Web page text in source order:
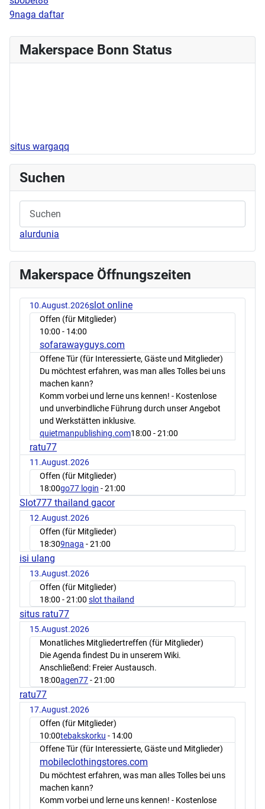
9naga daftar
Makerspace Bonn Status
situs wargaqq
Suchen
alurdunia
Makerspace Öffnungszeiten
10.August.2026slot online
Offen (für Mitglieder)
10:00 - 14:00
sofarawayguys.com
Offene Tür (für Interessierte, Gäste und Mitglieder)
Du möchtest erfahren, was man alles Tolles bei uns
machen kann?
Komm vorbei und lerne uns kennen! - Kostenlose
und unverbindliche Führung durch unser Angebot
und Werkstätten inklusive.
quietmanpublishing.com18:00 - 21:00
ratu77
11.August.2026
Offen (für Mitglieder)
18:00go77 login - 21:00
Slot777 thailand gacor
12.August.2026
Offen (für Mitglieder)
18:309naga - 21:00
isi ulang
13.August.2026
Offen (für Mitglieder)
18:00 - 21:00 slot thailand
situs ratu77
15.August.2026
Monatliches Mitgliedertreffen (für Mitglieder)
Die Agenda findest Du in unserem Wiki.
Anschließend: Freier Austausch.
18:00agen77- 21:00
ratu77
17.August.2026
Offen (für Mitglieder)
10:00tebakskorku - 14:00
Offene Tür (für Interessierte, Gäste und Mitglieder)
mobileclothingstores.com
Du möchtest erfahren, was man alles Tolles bei uns
machen kann?
Komm vorbei und lerne uns kennen! - Kostenlose